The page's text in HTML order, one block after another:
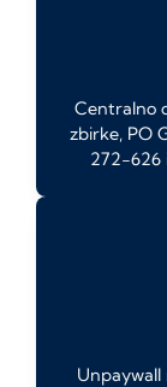
Centralno
zbirke, PO
272-626
Unpaywall